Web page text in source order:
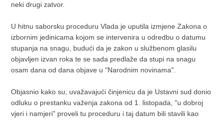
neki drugi zatvor.
U hitnu saborsku proceduru Vlada je uputila izmjene Zakona o
izbornim jedinicama kojom se intervenira u odredbu o datumu
stupanja na snagu, budući da je zakon u službenom glasilu
objavljen izvan roka te se sada predlaže da stupi na snagu
osam dana od dana objave u "Narodnim novinama".
Objasnio kako su, uvažavajući činjenicu da je Ustavni sud donio
odluku o prestanku važenja zakona od 1. listopada, "u dobroj
vjeri i namjeri" proveli tu proceduru i taj datum bili stavili kao